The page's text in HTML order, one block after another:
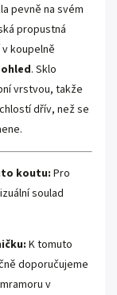
pevně na svém
propustná
koupelně
. Sklo
vrstvou, takže
dřív, než se
koutu:Pro
soulad
K tomuto
doporučujeme
v